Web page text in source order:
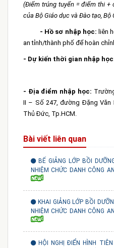
(Điểm trúng tuyển = điểm thi
của Bộ Giáo dục và Đào tạo, Bộ
- Hồ sơ nhập học: liên
an tỉnh/thành phố để hoàn
- Dự kiến thời gian nhập
- Địa điểm nhập học:
II – Số 247, đường Đặng
Thủ Đức, Tp.HCM.
Bài viết liên quan
BẾ GIẢNG LỚP BỒI
NHIỆM CHỨC DANH CÔNG
KHAI GIẢNG LỚP BỒI
NHIỆM CHỨC DANH CÔNG
HỘI NGHỊ ĐIỂN HÌNH